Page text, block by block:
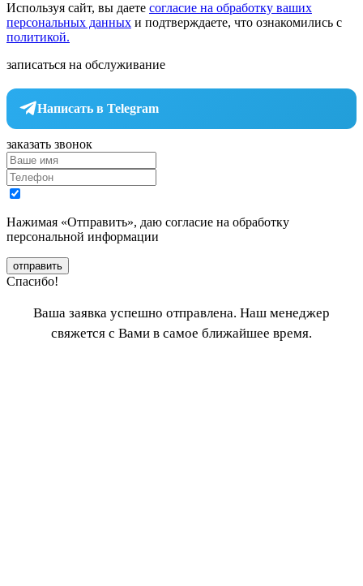
Используя сайт, вы даете согласие на обработку ваших
персональных данных и подтверждаете, что ознакомились с
политикой.
записаться на обслуживание
Написать в Telegram
заказать звонок
Нажимая «Отправить», даю согласие на обработку
персональной информации
отправить
Спасибо!
Ваша заявка успешно отправлена. Наш менеджер
свяжется с Вами в самое ближайшее время.